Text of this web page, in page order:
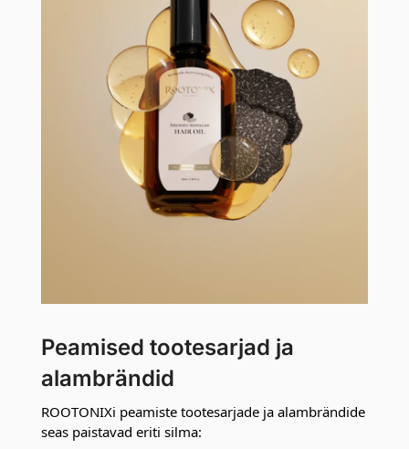
Peamised tootesarjad ja
alambrändid
ROOTONIXi peamiste tootesarjade ja alambrändide
seas paistavad eriti silma: